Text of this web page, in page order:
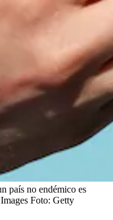
país no endémico es
Foto: Getty